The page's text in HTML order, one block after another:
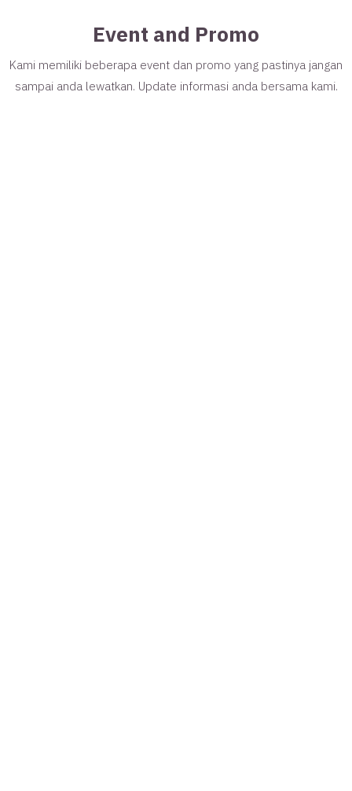
Event and Promo
Kami memiliki beberapa event dan promo yang pastinya jangan
sampai anda lewatkan. Update informasi anda bersama kami.